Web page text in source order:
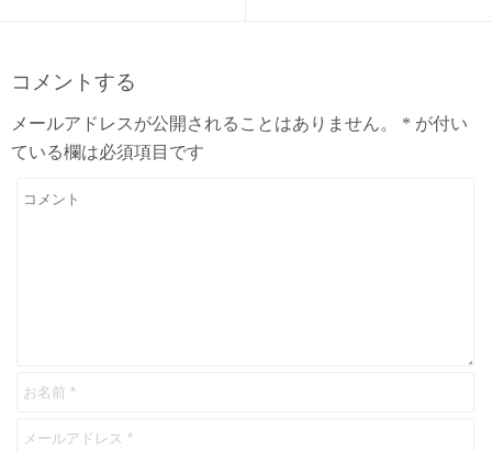
コメントする
メールアドレスが公開されることはありません。 * が付い
ている欄は必須項目です